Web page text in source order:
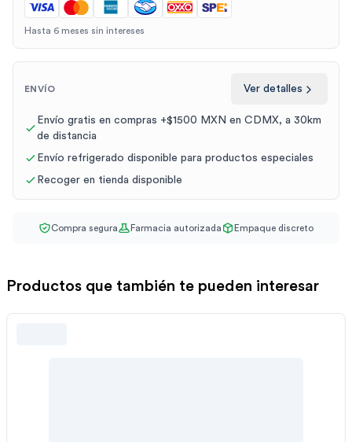
Hasta 6 meses sin intereses
ENVÍO Ver detalles
Envío gratis en compras +$1500 MXN en CDMX, a 30km
de distancia
Envío refrigerado disponible para productos especiales
Recoger en tienda disponible
Compra segura Farmacia autorizada Empaque discreto
Productos que también te pueden interesar